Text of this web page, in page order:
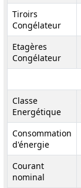
Tiroirs
Congélateur
Etagères
Congélateur
Classe
Energétique
Consommation
d'énergie
Courant
nominal